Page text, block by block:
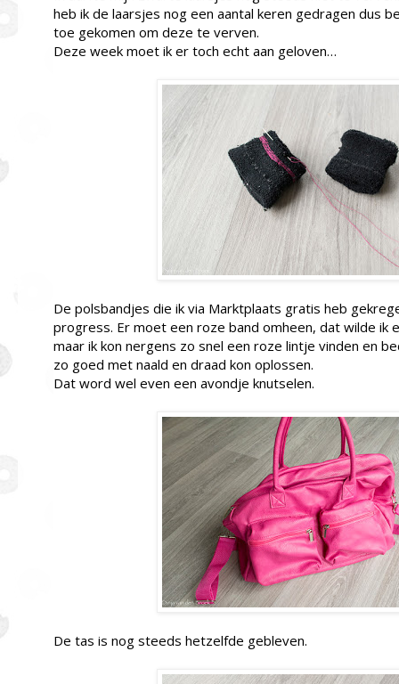
heb ik de laarsjes nog een aantal keren gedragen dus
toe gekomen om deze te verven.
Deze week moet ik er toch echt aan geloven…
De polsbandjes die ik via Marktplaats gratis heb
progress. Er moet een roze band omheen, dat wilde ik
maar ik kon nergens zo snel een roze lintje vinden en
zo goed met naald en draad kon oplossen.
Dat word wel even een avondje knutselen.
De tas is nog steeds hetzelfde gebleven.